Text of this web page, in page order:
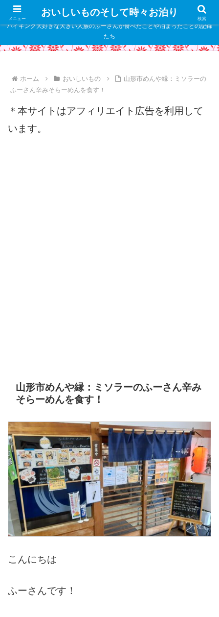
" />
バイキング大好きな大きい人族のふーさんが食べたことや泊まったことの記録
たち
ホーム おいしいもの
山形市めんや縁：ミソラーの
ふーさん辛みそらーめんを食す！
＊本サイトはアフィリエイト広告を利用して
います。
山形市めんや縁：ミソラーのふーさん辛み
そらーめんを食す！
こんにちは
ふーさんです！
メニュー
おいしいものそして時々お泊り
検索